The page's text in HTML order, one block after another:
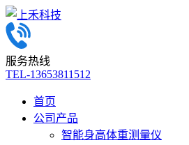
服务热线
TEL-13653811512
首页
公司产品
智能身高体重测量仪